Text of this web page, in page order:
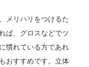
メリハリをつけるた
ば、グロスなどでツ
慣れている方であれ
おすすめです。立体